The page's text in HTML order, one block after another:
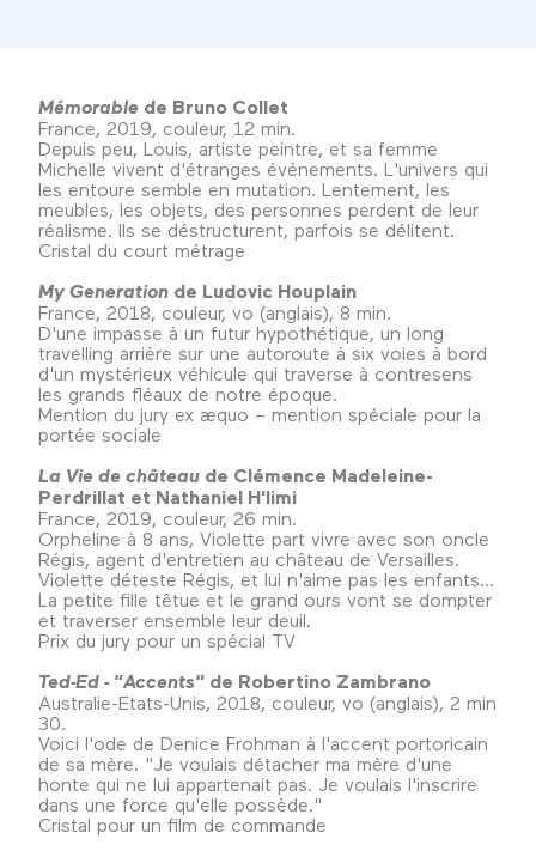
Mémorable de Bruno Collet
France, 2019, couleur, 12 min.
Depuis peu, Louis, artiste peintre, et sa femme
Michelle vivent d'étranges événements. L'univers qui
les entoure semble en mutation. Lentement, les
meubles, les objets, des personnes perdent de leur
réalisme. Ils se déstructurent, parfois se délitent.
Cristal du court métrage
My Generation de Ludovic Houplain
France, 2018, couleur, vo (anglais), 8 min.
D'une impasse à un futur hypothétique, un long
travelling arrière sur une autoroute à six voies à bord
d'un mystérieux véhicule qui traverse à contresens
les grands fléaux de notre époque.
Mention du jury ex æquo – mention spéciale pour la
portée sociale
La Vie de château de Clémence Madeleine-
Perdrillat et Nathaniel H'limi
France, 2019, couleur, 26 min.
Orpheline à 8 ans, Violette part vivre avec son oncle
Régis, agent d'entretien au château de Versailles.
Violette déteste Régis, et lui n'aime pas les enfants...
La petite fille têtue et le grand ours vont se dompter
et traverser ensemble leur deuil.
Prix du jury pour un spécial TV
Ted-Ed - "Accents" de Robertino Zambrano
Australie-Etats-Unis, 2018, couleur, vo (anglais), 2 min
30.
Voici l'ode de Denice Frohman à l'accent portoricain
de sa mère. "Je voulais détacher ma mère d'une
honte qui ne lui appartenait pas. Je voulais l'inscrire
dans une force qu'elle possède."
Cristal pour un film de commande